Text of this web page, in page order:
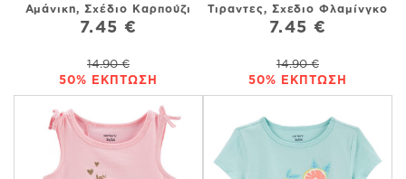
Αμάνικη, Σχέδιο Καρπούζι
7.45 €
14.90 €
50% ΕΚΠΤΩΣΗ
Τιραντες, Σχεδιο Φλαμίνγκο
7.45 €
14.90 €
50% ΕΚΠΤΩΣΗ